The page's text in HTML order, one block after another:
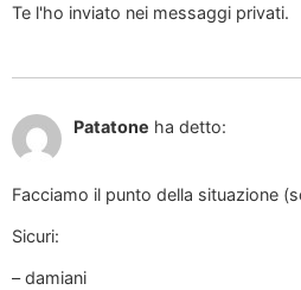
Te l'ho inviato nei messaggi privati.
Patatone ha detto:
Facciamo il punto della situazione
Sicuri:
– damiani